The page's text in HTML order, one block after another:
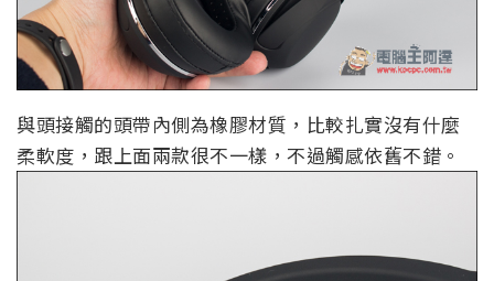
與頭接觸的頭帶內側為橡膠材質，比較扎實沒有什麼
柔軟度，跟上面兩款很不一樣，不過觸感依舊不錯。